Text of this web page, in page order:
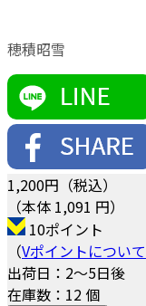
穂積昭雪
1,200円（税込）
（本体 1,091 円）
10ポイント
（Vポイントについて
出荷日：2～5日後
在庫数：12 個